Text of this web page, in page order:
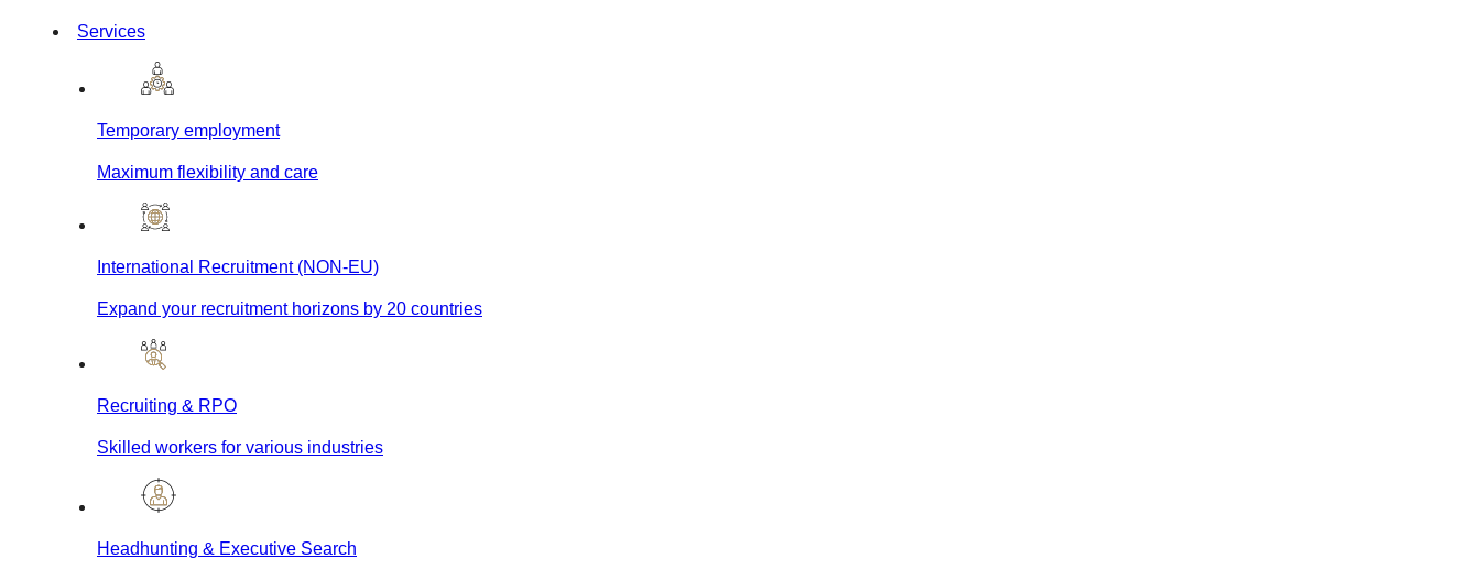
Services
Temporary employment
Maximum flexibility and care
International Recruitment (NON-EU)
Expand your recruitment horizons by 20 countries
Recruiting & RPO
Skilled workers for various industries
Headhunting & Executive Search